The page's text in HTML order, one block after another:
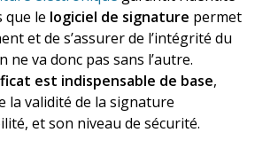
que le logiciel de signature permet
et de s’assurer de l’intégrité du
ne va donc pas sans l’autre.
est indispensable de base,
la validité de la signature
et son niveau de sécurité.